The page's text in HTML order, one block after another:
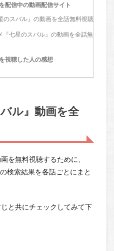
配信中の動画配信サイト
のスバル』の動画を全話無料視聴
『七星のスバル』の動画を全話無
視聴した人の感想
ル』動画を全
を無料視聴するために、
検索結果を各話ごとにまと
と共にチェックしてみて下